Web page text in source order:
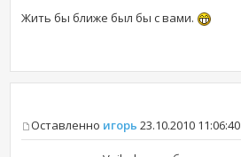
Жить бы ближе был бы с вами.
Оставленно игорь 23.10.2010 11:06:40